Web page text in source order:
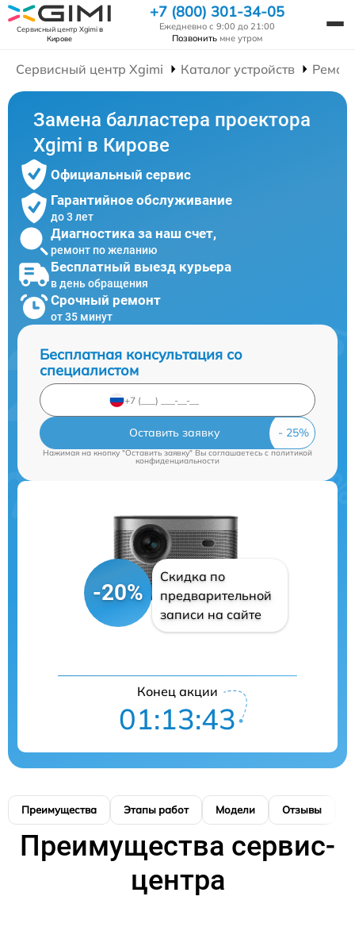
Сервисный центр Xgimiв
Кирове
+7 (800) 301-34-05
Ежедневно с 9:00 до 21:00
Позвонить мне утром
Сервисный центр Xgimi Каталог устройств
Замена балластера проектора
Xgimi в Кирове
Официальный сервис
Гарантийное обслуживание
до 3 лет
Диагностика за наш счет,
ремонт по желанию
Бесплатный выезд курьера
в день обращения
Срочный ремонт
от 35 минут
Бесплатная консультация со
специалистом
Оставить заявку
Нажимая на кнопку "Оставить заявку" Вы соглашаетесь cполитикой
конфиденциальности
-20%
Скидка по
предварительной
записи на сайте
Конец акции
01:13:42
Преимущества Этапы работ Модели Отзывы
Преимущества сервис-
центра